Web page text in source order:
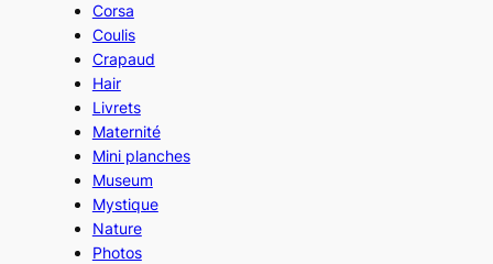
Corsa
Coulis
Crapaud
Hair
Livrets
Maternité
Mini planches
Museum
Mystique
Nature
Photos